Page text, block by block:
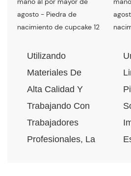
La Producción En
Utilizando
Materiales De
Alta Calidad Y
Trabajando Con
Trabajadores
Profesionales, La